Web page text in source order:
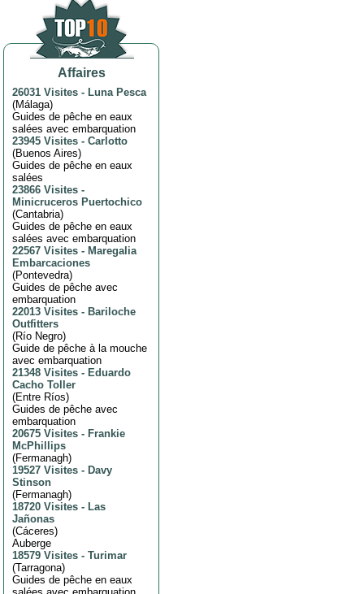
Affaires
26031 Visites - Luna Pesca
(Málaga)
Guides de pêche en eaux
salées avec embarquation
23945 Visites - Carlotto
(Buenos Aires)
Guides de pêche en eaux
salées
23866 Visites -
Minicruceros Puertochico
(Cantabria)
Guides de pêche en eaux
salées avec embarquation
22567 Visites - Maregalia
Embarcaciones
(Pontevedra)
Guides de pêche avec
embarquation
22013 Visites - Bariloche
Outfitters
(Río Negro)
Guide de pêche à la mouche
avec embarquation
21348 Visites - Eduardo
Cacho Toller
(Entre Ríos)
Guides de pêche avec
embarquation
20675 Visites - Frankie
McPhillips
(Fermanagh)
19527 Visites - Davy
Stinson
(Fermanagh)
18720 Visites - Las
Jañonas
(Cáceres)
Auberge
18579 Visites - Turimar
(Tarragona)
Guides de pêche en eaux